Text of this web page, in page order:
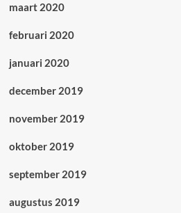
maart 2020
februari 2020
januari 2020
december 2019
november 2019
oktober 2019
september 2019
augustus 2019